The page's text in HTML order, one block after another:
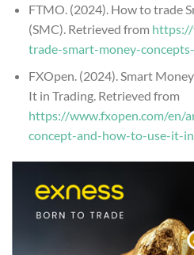
FTMO. (2024). How to trade
(SMC). Retrieved from
trade-smart-money-
FXOpen. (2024). Smart
It in Trading. Retrieved from
https://www.fxopen.com/en/
concept-and-how-to-use-it-